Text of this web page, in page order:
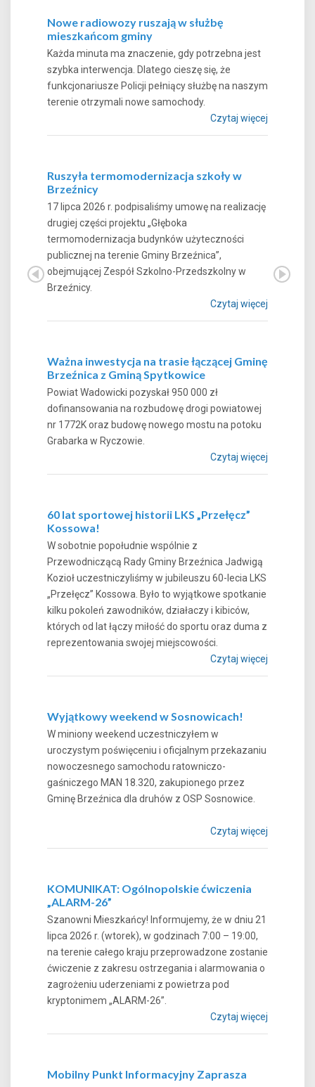
Nowe radiowozy ruszają w służbę
mieszkańcom gminy
Każda minuta ma znaczenie, gdy potrzebna jest
szybka interwencja. Dlatego cieszę się, że
funkcjonariusze Policji pełniący służbę na naszym
terenie otrzymali nowe samochody.
Czytaj więcej
Ruszyła termomodernizacja szkoły w
Brzeźnicy
17 lipca 2026 r. podpisaliśmy umowę na realizację
drugiej części projektu „Głęboka
termomodernizacja budynków użyteczności
publicznej na terenie Gminy Brzeźnica”,
obejmującej Zespół Szkolno-Przedszkolny w
Brzeźnicy.
Czytaj więcej
Ważna inwestycja na trasie łączącej Gminę
Brzeźnica z Gminą Spytkowice
Powiat Wadowicki pozyskał 950 000 zł
dofinansowania na rozbudowę drogi powiatowej
nr 1772K oraz budowę nowego mostu na potoku
Grabarka w Ryczowie.
Czytaj więcej
60 lat sportowej historii LKS „Przełęcz”
Kossowa!
W sobotnie popołudnie wspólnie z
Przewodniczącą Rady Gminy Brzeźnica Jadwigą
Kozioł uczestniczyliśmy w jubileuszu 60-lecia LKS
„Przełęcz” Kossowa. Było to wyjątkowe spotkanie
kilku pokoleń zawodników, działaczy i kibiców,
których od lat łączy miłość do sportu oraz duma z
reprezentowania swojej miejscowości.
Czytaj więcej
Wyjątkowy weekend w Sosnowicach!
W miniony weekend uczestniczyłem w
uroczystym poświęceniu i oficjalnym przekazaniu
nowoczesnego samochodu ratowniczo-
gaśniczego MAN 18.320, zakupionego przez
Gminę Brzeźnica dla druhów z OSP Sosnowice.
Czytaj więcej
KOMUNIKAT: Ogólnopolskie ćwiczenia
„ALARM-26”
Szanowni Mieszkańcy! Informujemy, że w dniu 21
lipca 2026 r. (wtorek), w godzinach 7:00 – 19:00,
na terenie całego kraju przeprowadzone zostanie
ćwiczenie z zakresu ostrzegania i alarmowania o
zagrożeniu uderzeniami z powietrza pod
kryptonimem „ALARM-26”.
Czytaj więcej
Mobilny Punkt Informacyjny Zaprasza